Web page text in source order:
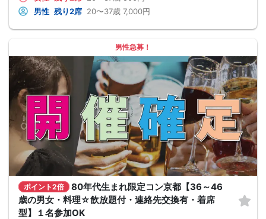
男性 残り2席 20〜37歳 7,000円
男性急募！
ポイント2倍
80年代生まれ限定コン京都【36～46
歳の男女・料理☆飲放題付・連絡先交換有・着席
型】１名参加OK